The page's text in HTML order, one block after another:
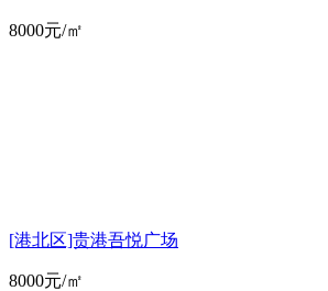
8000元/㎡
[港北区]贵港吾悦广场
8000元/㎡